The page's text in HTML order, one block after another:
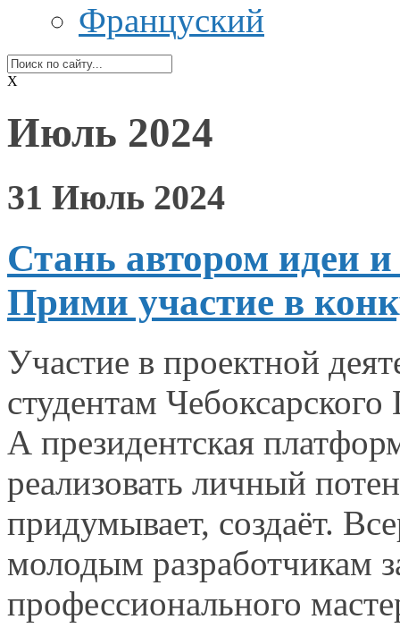
Француский
X
Июль 2024
31 Июль 2024
Стань автором идеи и
Прими участие в
Участие в проектной
студентам
А президентская
реализовать личный
придумывает, создаёт.
молодым разработчикам
профессионального